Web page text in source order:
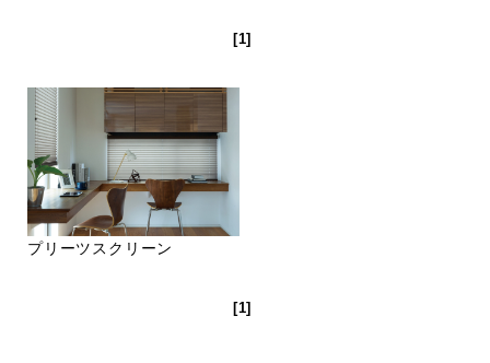
[1]
プリーツスクリーン
[1]